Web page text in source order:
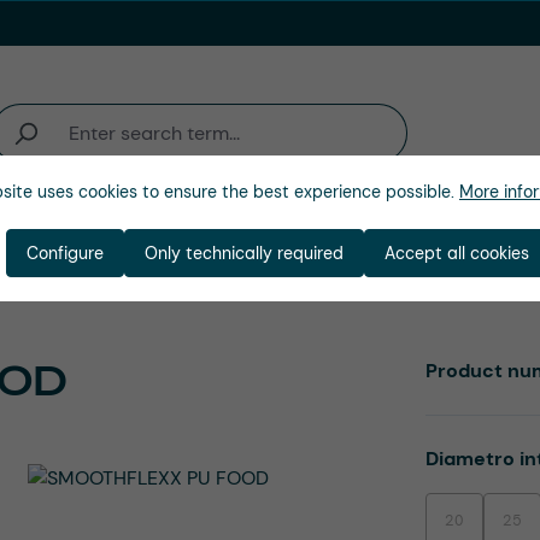
Select
Diametro
20(This option
25
Product
uses cookies to ensure the best experience possible. More
Only technically required
Configure Accept all cookies